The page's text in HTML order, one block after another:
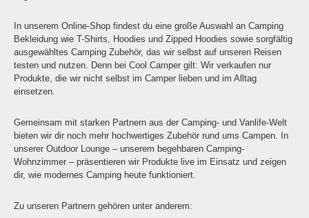
In unserem Online-Shop findest du eine große Auswahl an Camping
Bekleidung wie T-Shirts, Hoodies und Zipped Hoodies sowie sorgfältig
ausgewähltes Camping Zubehör, das wir selbst auf unseren Reisen
testen und nutzen. Denn bei Cool Camper gilt: Wir verkaufen nur
Produkte, die wir nicht selbst im Camper lieben und im Alltag
einsetzen.
Gemeinsam mit starken Partnern aus der Camping- und Vanlife-Welt
bieten wir dir noch mehr hochwertiges Zubehör rund ums Campen. In
unserer Outdoor Lounge – unserem begehbaren Camping-
Wohnzimmer – präsentieren wir Produkte live im Einsatz und zeigen
dir, wie modernes Camping heute funktioniert.
Zu unseren Partnern gehören unter anderem: